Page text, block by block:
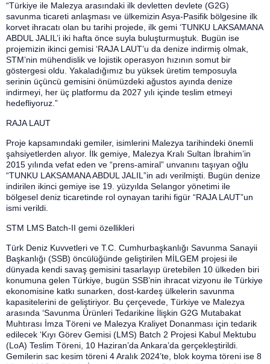
“Türkiye ile Malezya arasındaki ilk devletten devlete (G2G)
savunma ticareti anlaşması ve ülkemizin Asya-Pasifik bölgesine ilk
korvet ihracatı olan bu tarihi projede, ilk gemi ‘TUNKU LAKSAMANA
ABDUL JALIL’i iki hafta önce suyla buluşturmuştuk. Bugün ise
projemizin ikinci gemisi ‘RAJA LAUT’u da denize indirmiş olmak,
STM’nin mühendislik ve lojistik operasyon hızının somut bir
göstergesi oldu. Yakaladığımız bu yüksek üretim temposuyla
serinin üçüncü gemisini önümüzdeki ağustos ayında denize
indirmeyi, her üç platformu da 2027 yılı içinde teslim etmeyi
hedefliyoruz.”
RAJA LAUT
Proje kapsamındaki gemiler, isimlerini Malezya tarihindeki önemli
şahsiyetlerden alıyor. İlk gemiye, Malezya Kralı Sultan İbrahim’in
2015 yılında vefat eden ve “prens-amiral” unvanını taşıyan oğlu
“TUNKU LAKSAMANA ABDUL JALIL”in adı verilmişti. Bugün denize
indirilen ikinci gemiye ise 19. yüzyılda Selangor yönetimi ile
bölgesel deniz ticaretinde rol oynayan tarihi figür “RAJA LAUT”un
ismi verildi.
STM LMS Batch-II gemi özellikleri
Türk Deniz Kuvvetleri ve T.C. Cumhurbaşkanlığı Savunma Sanayii
Başkanlığı (SSB) öncülüğünde geliştirilen MİLGEM projesi ile
dünyada kendi savaş gemisini tasarlayıp üretebilen 10 ülkeden biri
konumuna gelen Türkiye, bugün SSB’nin ihracat vizyonu ile Türkiye
ekonomisine katkı sunarken, dost-kardeş ülkelerin savunma
kapasitelerini de geliştiriyor. Bu çerçevede, Türkiye ve Malezya
arasında ‘Savunma Ürünleri Tedarikine İlişkin G2G Mutabakat
Muhtırası İmza Töreni ve Malezya Kraliyet Donanması için tedarik
edilecek ‘Kıyı Görev Gemisi (LMS) Batch 2 Projesi Kabul Mektubu
(LoA) Teslim Töreni, 10 Haziran’da Ankara’da gerçekleştirildi.
Gemilerin sac kesim töreni 4 Aralık 2024’te, blok koyma töreni ise 8